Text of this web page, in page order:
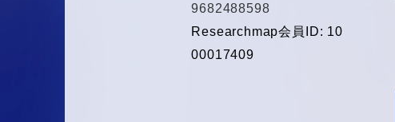
9682488598
Researchmap会員ID: 10
00017409